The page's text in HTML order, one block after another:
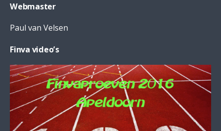
Webmaster
Paul van Velsen
Finva video’s